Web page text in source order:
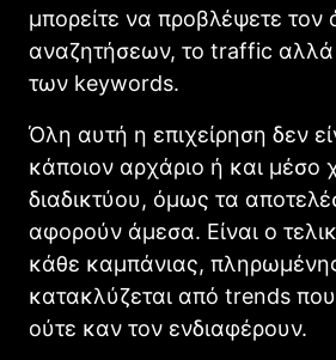
μπορείτε να προβλέψετε τον
αναζητήσεων, το traffic αλλά
των keywords.
Όλη αυτή η επιχείρηση δεν
κάποιον αρχάριο ή και μέσο
διαδικτύου, όμως τα
αφορούν άμεσα. Είναι ο
κάθε καμπάνιας,
κατακλύζεται από trends
ούτε καν τον ενδιαφέρουν.